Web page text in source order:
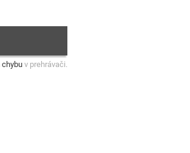
chybu v prehrávači.